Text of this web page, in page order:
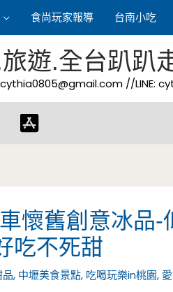
食尚玩家報導 台南小吃
遊.全台趴趴
cythia0805@gmail.com //LINE:
懷舊創意冰品-
吃不死甜
, 中壢美食景點, 吃喝玩樂in桃園,